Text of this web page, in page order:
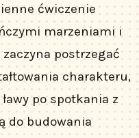
ćwiczenie
marzeniami i
zaczyna postrzegać
charakteru,
po spotkania z
do budowania